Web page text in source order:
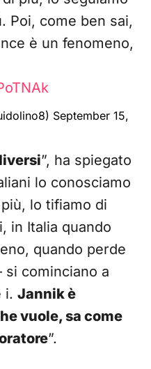
Poi, come ben sai,
è un fenomeno,
September 15,
”, ha spiegato
lo conosciamo
lo tifiamo di
in Italia quando
quando perde
si cominciano a
i. Jannik è
vuole, sa come
”.